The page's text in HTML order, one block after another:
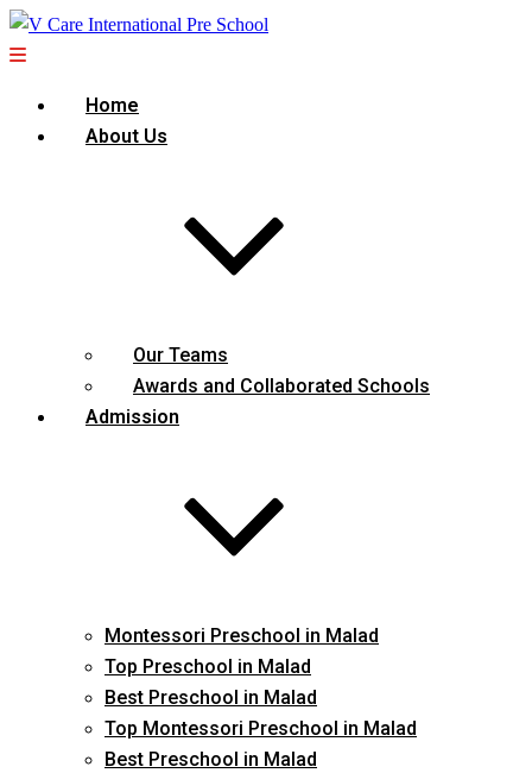
Home
About Us
Our Teams
Awards and Collaborated Schools
Admission
Montessori Preschool in Malad
Top Preschool in Malad
Best Preschool in Malad
Top Montessori Preschool in Malad
Best Preschool in Malad